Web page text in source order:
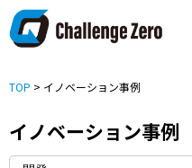
TOP > イノベーション事例
イノベーション事例